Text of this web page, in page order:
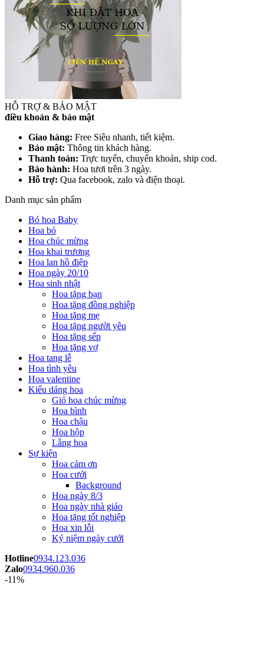
HỖ TRỢ & BẢO MẬT
điều khoản & bảo mật
Giao hàng: Free Siêu nhanh, tiết kiệm.
Bảo mật: Thông tin khách hàng.
Thanh toán: Trực tuyến, chuyển khoản, ship cod.
Bảo hành: Hoa tươi trên 3 ngày.
Hỗ trợ: Qua facebook, zalo và điện thoại.
Danh mục sản phẩm
Bó hoa Baby
Hoa bó
Hoa chúc mừng
Hoa khai trương
Hoa lan hồ điệp
Hoa ngày 20/10
Hoa sinh nhật
Hoa tặng bạn
Hoa tặng đồng nghiệp
Hoa tặng mẹ
Hoa tặng người yêu
Hoa tặng sếp
Hoa tặng vợ
Hoa tang lễ
Hoa tình yêu
Hoa valentine
Kiểu dáng hoa
Giỏ hoa chúc mừng
Hoa bình
Hoa chậu
Hoa hộp
Lẵng hoa
Sự kiện
Hoa cảm ơn
Hoa cưới
Background
Hoa ngày 8/3
Hoa ngày nhà giáo
Hoa tặng tốt nghiệp
Hoa xin lỗi
Kỷ niệm ngày cưới
Hotline0934.123.036
Zalo0934.960.036
-11%